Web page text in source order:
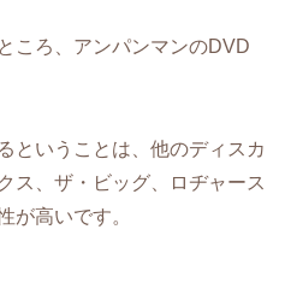
ころ、アンパンマンのDVD
ということは、他のディスカ
ス、ザ・ビッグ、ロヂャース
が高いです。